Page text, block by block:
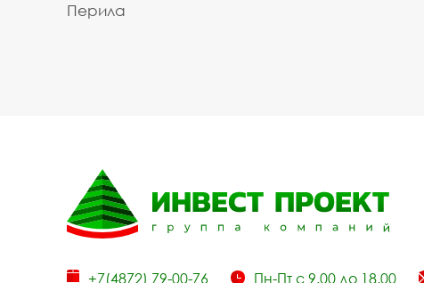
Перила
+7(4872) 79-00-76 Пн-Пт с 9.00 до 18.00